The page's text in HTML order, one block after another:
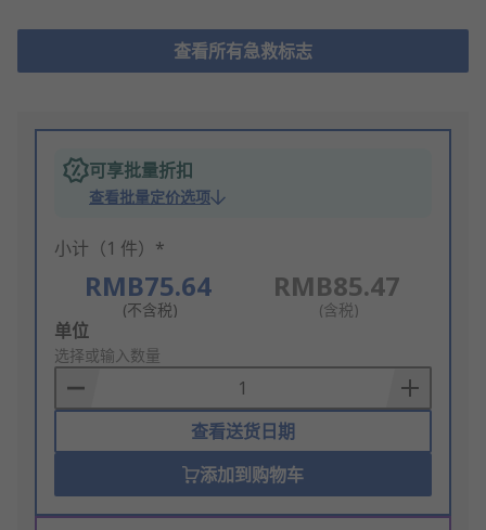
查看所有急救标志
可享批量折扣
查看批量定价选项
小计（1 件）*
RMB75.64
(不含税)
RMB85.47
(含税)
Add
to
Basket
单位
选择或输入数量
查看送货日期
添加到购物车